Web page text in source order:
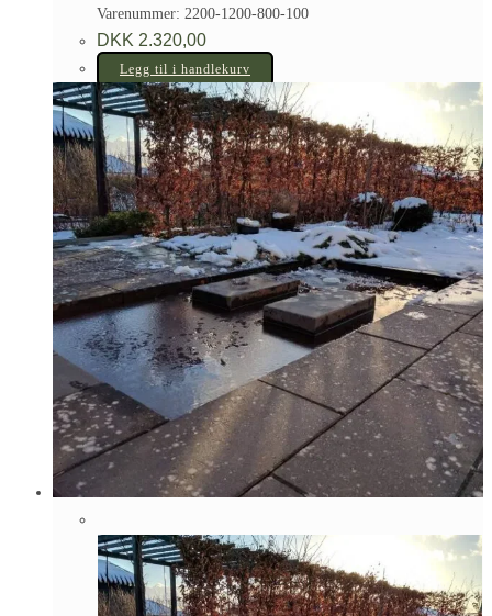
Varenummer: 2200-1200-800-100
DKK 2.320,00
Legg til i handlekurv